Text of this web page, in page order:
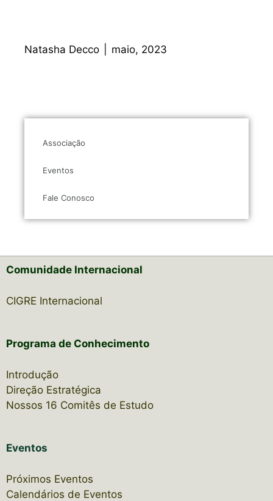
Natasha Decco maio, 2023
Associação
Eventos
Fale Conosco
Comunidade Internacional
CIGRE Internacional
Programa de Conhecimento
Introdução
Direção Estratégica
Nossos 16 Comitês de Estudo
Eventos
Próximos Eventos
Calendários de Eventos